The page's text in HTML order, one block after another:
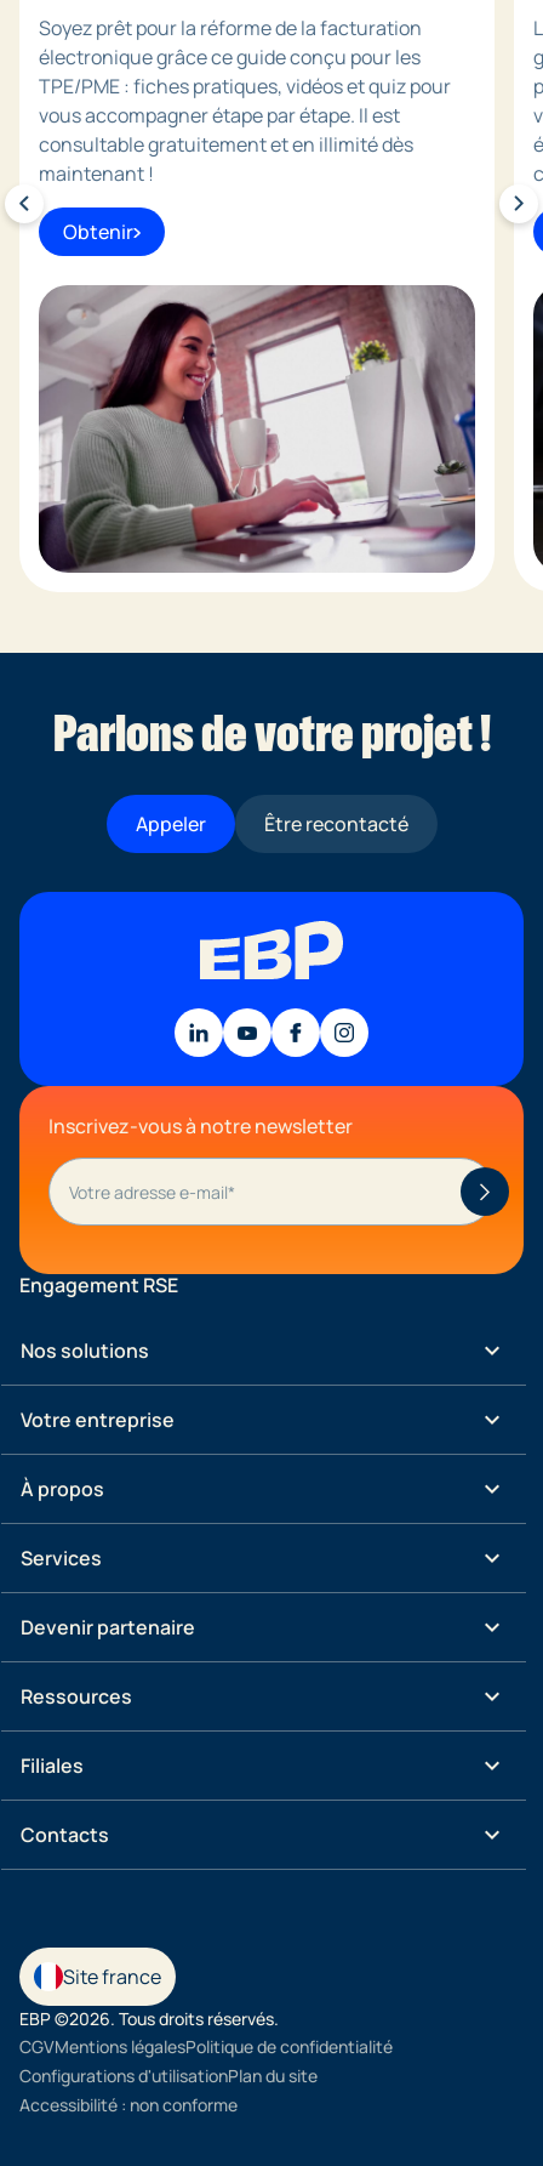
Soyez prêt pour la réforme de la facturation
électronique grâce ce guide conçu pour les
TPE/PME : fiches pratiques, vidéos et quiz pour
vous accompagner étape par étape. Il est
consultable gratuitement et en illimité dès
maintenant !
Obtenir
Parlons de votre projet !
Appeler Être recontacté
Inscrivez-vous à notre newsletter
Engagement RSE
Nos solutions keyboard_arrow_down
Votre entreprise keyboard_arrow_down
À propos keyboard_arrow_down
Services keyboard_arrow_down
Devenir partenaire keyboard_arrow_down
Ressources keyboard_arrow_down
Filiales keyboard_arrow_down
Contacts keyboard_arrow_down
Site france
EBP ©2026. Tous droits réservés.
CGVMentions légalesPolitique de confidentialité
Configurations d'utilisationPlan du site
Accessibilité : non conforme